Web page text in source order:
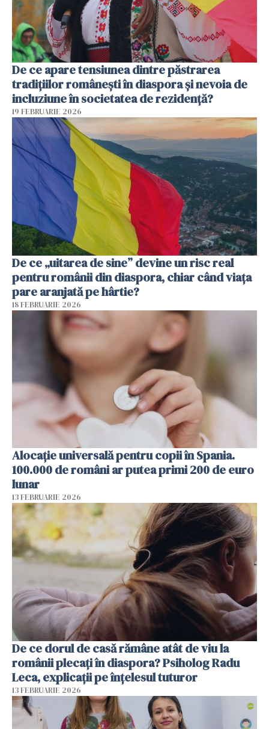
De ce apare tensiunea dintre păstrarea
tradițiilor românești în diaspora și nevoia de
incluziune în societatea de rezidență?
19 FEBRUARIE 2026
De ce „uitarea de sine” devine un risc real
pentru românii din diaspora, chiar când viața
pare aranjată pe hârtie?
18 FEBRUARIE 2026
Alocație universală pentru copii în Spania.
100.000 de români ar putea primi 200 de euro
lunar
13 FEBRUARIE 2026
De ce dorul de casă rămâne atât de viu la
românii plecați în diaspora? Psiholog Radu
Leca, explicații pe înțelesul tuturor
13 FEBRUARIE 2026